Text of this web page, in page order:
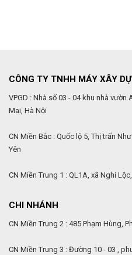
CÔNG TY TNHH MÁY XÂY
VPGD : Nhà số 03 - 04 khu nhà
Mai, Hà Nội
CN Miền Bắc : Quốc lộ 5, Thị trấn
Yên
CN Miền Trung 1 : QL1A, xã Nghi
CHI NHÁNH
CN Miền Trung 2 : 485 Phạm Hùng,
CN Miền Trung 3 : Đường 10 - 03 ,